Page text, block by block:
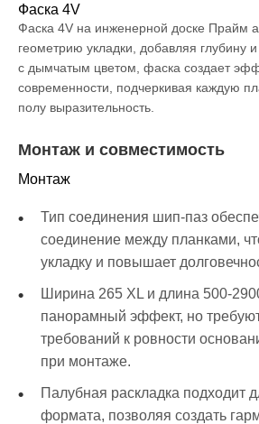
Фаска 4V
Фаска 4V на инженерной доске Прайм
геометрию укладки, добавляя глубину
с дымчатым цветом, фаска создает
современности, подчеркивая каждую
полу выразительность.
Монтаж и совместимость
Монтаж
Тип соединения шип-паз
соединение между планками,
укладку и повышает
Ширина 265 XL и длина 500-
панорамный эффект, но
требований к ровности
при монтаже.
Палубная раскладка подходит
формата, позволяя создать